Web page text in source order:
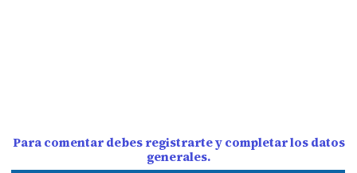
Para comentar debes registrarte y completar los datos
generales.